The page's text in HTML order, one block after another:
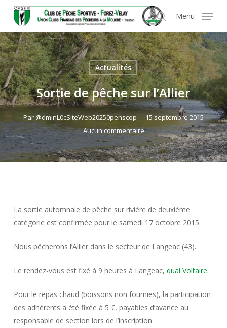
Panneau de gestion des cookies
main
content
search
Menu
Actualités
Sortie de pêche sur l’Allier
Par@dminL0cSiteWeb20250penscop
15 septembre 2015
Aucun commentaire
La sortie automnale de pêche sur rivière de deuxième
catégorie est confirmée pour le samedi 17 octobre 2015.
Nous pêcherons l’Allier dans le secteur de Langeac (43).
Le rendez-vous est fixé à 9 heures à Langeac, quai Voltaire.
Pour le repas chaud (boissons non fournies), la participation
des adhérents a été fixée à 5 €, payables d’avance au
responsable de section lors de l’inscription.